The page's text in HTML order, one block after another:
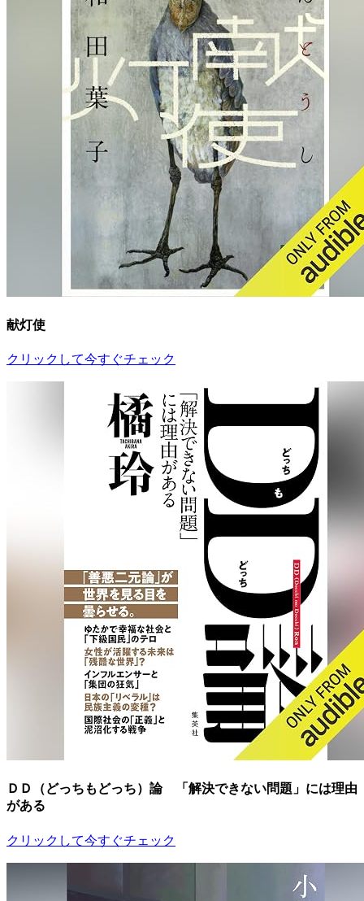
献灯使
クリックして今すぐチェック
ＤＤ（どっちもどっち）論 「解決できない問題」には理由
がある
クリックして今すぐチェック